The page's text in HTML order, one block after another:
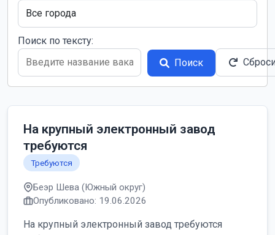
Поиск по тексту:
Поиск
На крупный электронный завод
требуются
Требуются
Беэр Шева (Южный округ)
Опубликовано: 19.06.2026
На крупный электронный завод требуются